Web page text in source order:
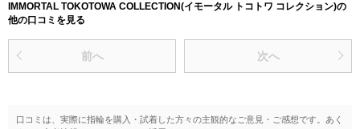
IMMORTAL TOKOTOWA COLLECTION(イモータル トコトワ コレクション)の
他の口コミを見る
前へ 次へ
口コミは、実際に指輪を購入・試着した方々の主観的なご意見・ご感想です。あく